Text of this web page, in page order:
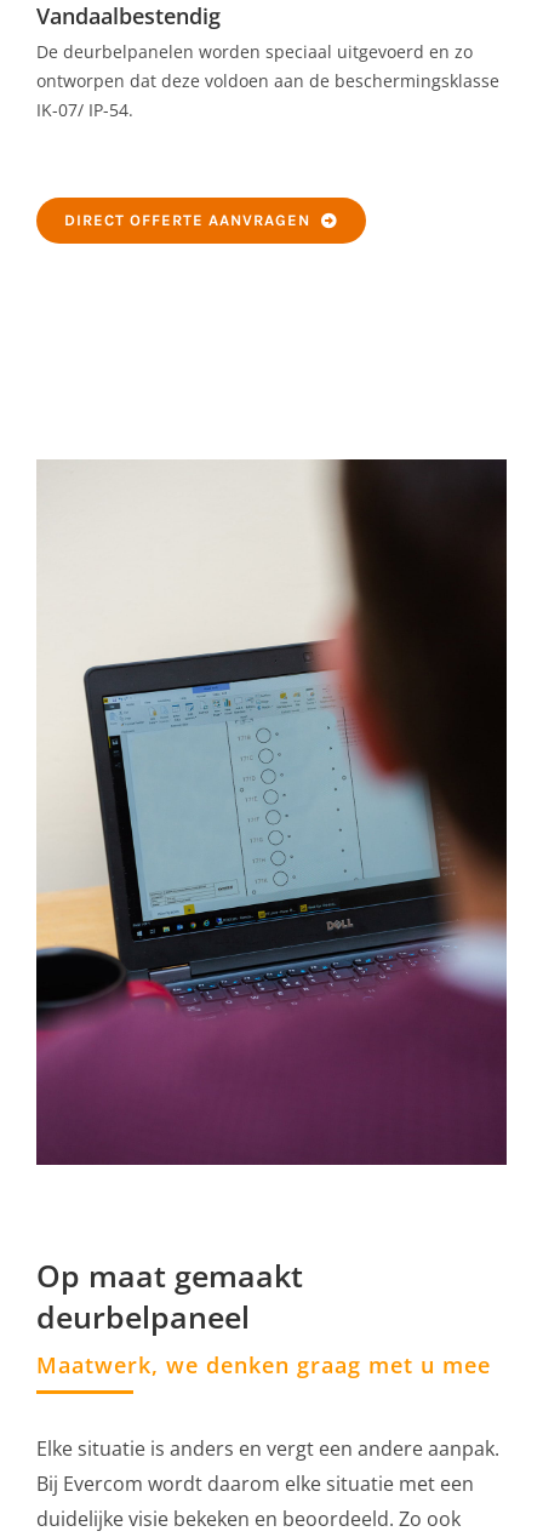
Vandaalbestendig
De deurbelpanelen worden speciaal uitgevoerd en zo
ontworpen dat deze voldoen aan de beschermingsklasse
IK-07/ IP-54.
DIRECT OFFERTE AANVRAGEN
Op maat gemaakt
deurbelpaneel
Maatwerk, we denken graag met u mee
Elke situatie is anders en vergt een andere aanpak.
Bij Evercom wordt daarom elke situatie met een
duidelijke visie bekeken en beoordeeld. Zo ook